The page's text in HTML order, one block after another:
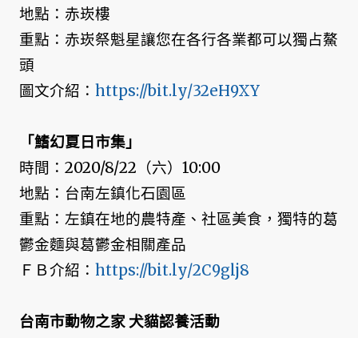
地點：赤崁樓
重點：赤崁祭魁星讓您在各行各業都可以獨占鰲
頭
圖文介紹： https://bit.ly/32eH9XY
「鰭幻夏日市集」
時間：2020/8/22（六）10:00
地點：台南左鎮化石園區
重點：左鎮在地的農特產、社區美食，獨特的葛
鬱金麵與葛鬱金相關產品
ＦＢ介紹： https://bit.ly/2C9glj8
台南市動物之家 犬貓認養活動